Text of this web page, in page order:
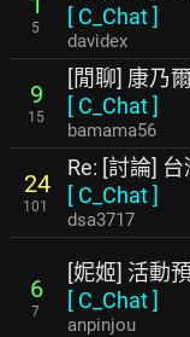
5
[ C_Chat]
davidex
9
15
[閒聊] 康乃
[ C_Chat]
bamama56
24
101
Re: [討論]
[ C_Chat]
dsa3717
6
7
[妮姬] 活動
[ C_Chat]
anpinjou